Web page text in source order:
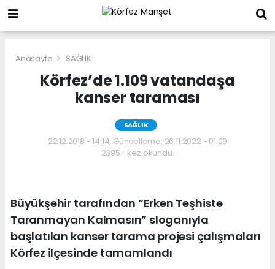
Anasayfa SAĞLIK
Körfez’de 1.109 vatandaşa
kanser taraması
SAĞLIK
22.12.2018 - 14:14, Güncelleme: 26.11.2022 - 01:09
2395+ kez okundu.
Büyükşehir tarafından “Erken Teşhiste
Taranmayan Kalmasın” sloganıyla
başlatılan kanser tarama projesi çalışmaları
Körfez ilçesinde tamamlandı